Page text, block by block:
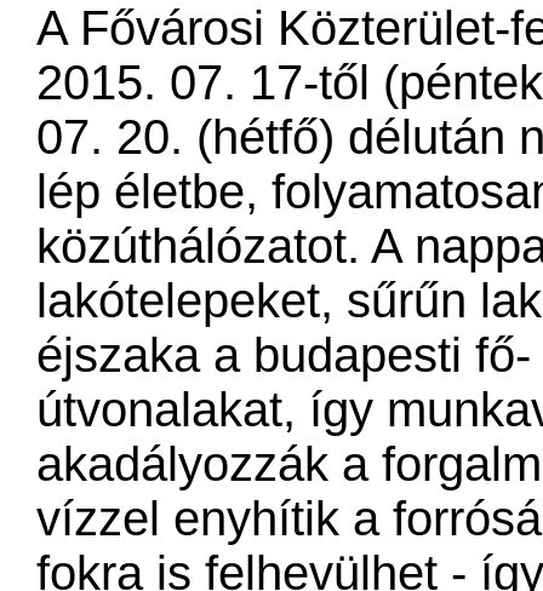
A Fővárosi Közterület-
2015. 07. 17-től
07. 20. (hétfő) délután
lép életbe,
közúthálózatot. A
lakótelepeket, sűrűn
éjszaka a budapesti
útvonalakat, így
akadályozzák a
vízzel enyhítik a
fokra is felhevülhet -